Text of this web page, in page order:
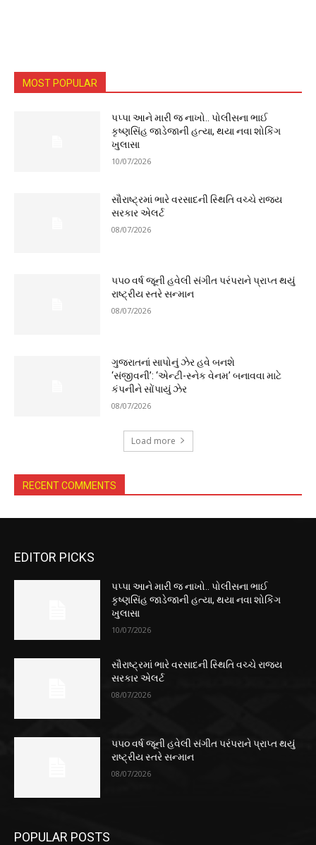
MOST POPULAR
પપ્પા આને મારી જ નાખો.. પોલીસના ભાઈ
કૃષ્ણસિંહ જાડેજાની હત્યા, થયા નવા શોકિંગ
ખુલાસા
10/07/2026
સૌરાષ્ટ્રમાં ભારે વરસાદની સ્થિતિ વચ્ચે રાજ્ય
સરકાર એલર્ટ
08/07/2026
૫૫૦ વર્ષ જૂની હવેલી સંગીત પરંપરાને પ્રાપ્ત થયું
રાષ્ટ્રીય સ્તરે સન્માન
08/07/2026
ગુજરાતનાં સાપોનું ઝેર હવે બનશે
‘સંજીવની’: ‘એન્ટી-સ્નેક વેનમ’ બનાવવા માટે
કંપનીને સોંપાયું ઝેર
08/07/2026
Load more
RECENT COMMENTS
EDITOR PICKS
પપ્પા આને મારી જ નાખો.. પોલીસના ભાઈ
કૃષ્ણસિંહ જાડેજાની હત્યા, થયા નવા શોકિંગ
ખુલાસા
10/07/2026
સૌરાષ્ટ્રમાં ભારે વરસાદની સ્થિતિ વચ્ચે રાજ્ય
સરકાર એલર્ટ
08/07/2026
૫૫૦ વર્ષ જૂની હવેલી સંગીત પરંપરાને પ્રાપ્ત થયું
રાષ્ટ્રીય સ્તરે સન્માન
08/07/2026
POPULAR POSTS